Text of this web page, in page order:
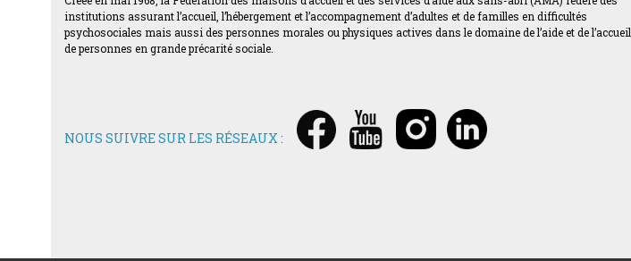
institutions assurant l’accueil, l’hébergement et l’accompagnement d’adultes et de familles en difficultés
psychosociales mais aussi des personnes morales ou physiques actives dans le domaine de l’aide et de l’accueil
de personnes en grande précarité sociale.
NOUS SUIVRE SUR LES RÉSEAUX :